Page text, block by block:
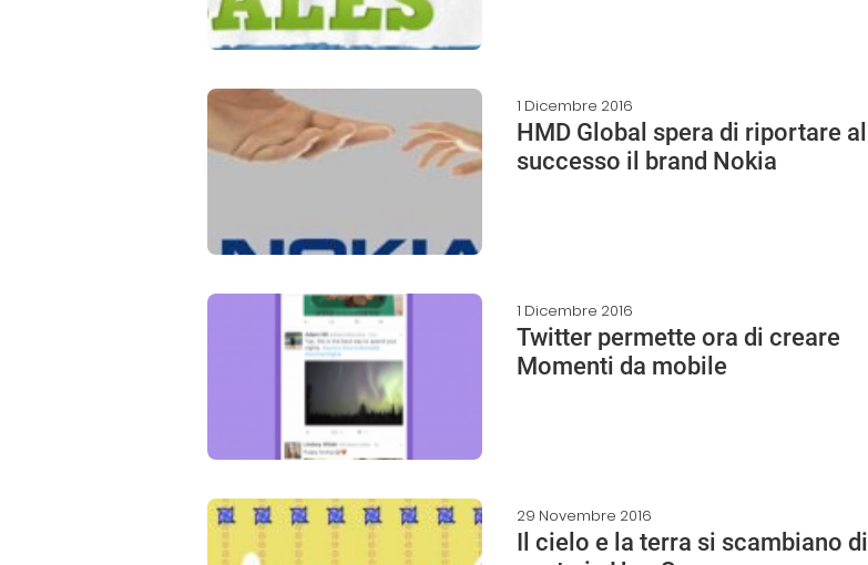
1 Dicembre 2016
HMD Global spera di riportare al
successo il brand Nokia
1 Dicembre 2016
Twitter permette ora di creare
Momenti da mobile
29 Novembre 2016
Il cielo e la terra si scambiano di